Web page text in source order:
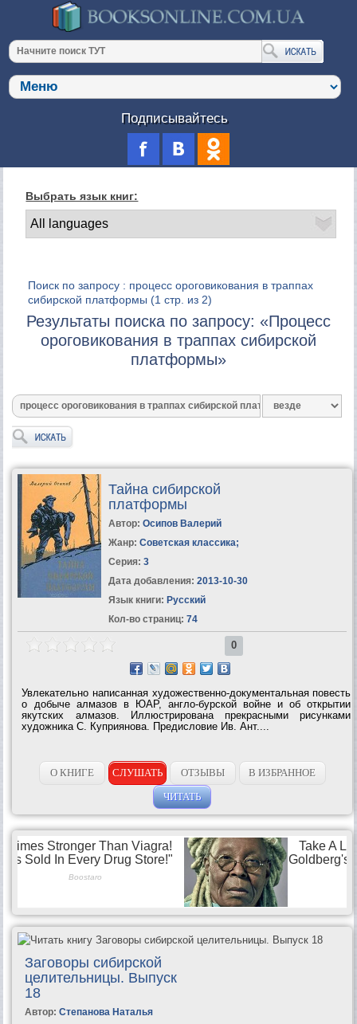
Подписывайтесь
Выбрать язык книг:
Поиск по запросу : процесс ороговикования в траппах
сибирской платформы (1 стр. из 2)
Результаты поиска по запросу: «Процесс
ороговикования в траппах сибирской
платформы»
Тайна сибирской
платформы
Автор: Осипов Валерий
Жанр: Советская классика;
Серия: 3
Дата добавления: 2013-10-30
Язык книги: Русский
Кол-во страниц: 74
0
Увлекательно написанная художественно-документальная повесть
о добыче алмазов в ЮАР, англо-бурской войне и об открытии
якутских алмазов. Иллюстрирована прекрасными рисунками
художника С. Куприянова. Предисловие Ив. Ант....
О КНИГЕ СЛУШАТЬ ОТЗЫВЫ
В ИЗБРАННОЕ
ЧИТАТЬ
Заговоры сибирской
целительницы. Выпуск
18
Автор: Степанова Наталья